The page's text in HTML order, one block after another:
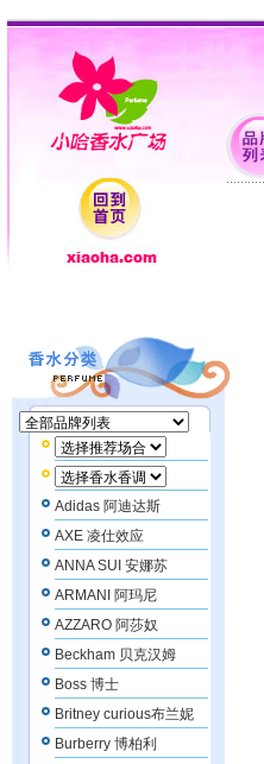
Adidas 阿迪达斯
AXE 凌仕效应
ANNA SUI 安娜苏
ARMANI 阿玛尼
AZZARO 阿莎奴
Beckham 贝克汉姆
Boss 博士
Britney curious布兰妮
Burberry 博柏利